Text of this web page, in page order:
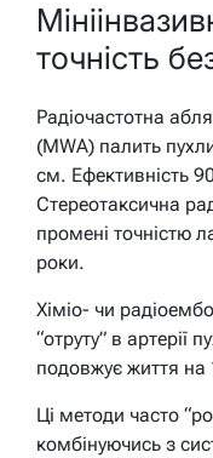
точність
Радіочастотна
(MWA) палить
см. Ефективність
Стереотаксична
промені точністю
роки.
Хіміо- чи
“отруту” в
подовжує життя на
Ці методи часто
комбінуючись з